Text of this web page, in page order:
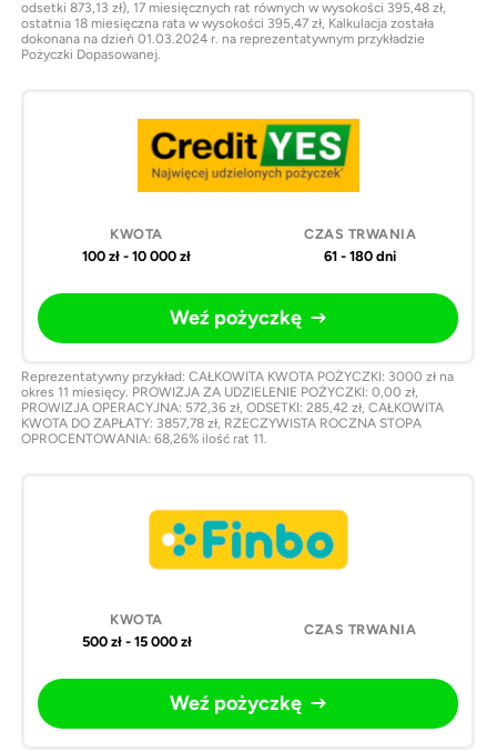
odsetki 873,13 zł), 17 miesięcznych rat równych w wysokości 395,48 zł,
ostatnia 18 miesięczna rata w wysokości 395,47 zł, Kalkulacja została
dokonana na dzień 01.03.2024 r. na reprezentatywnym przykładzie
Pożyczki Dopasowanej.
100 zł - 10 000 zł 61 - 180 dni
Weź pożyczkę
Reprezentatywny przykład: CAŁKOWITA KWOTA POŻYCZKI: 3000 zł na
okres 11 miesięcy. PROWIZJA ZA UDZIELENIE POŻYCZKI: 0,00 zł,
PROWIZJA OPERACYJNA: 572,36 zł, ODSETKI: 285,42 zł, CAŁKOWITA
KWOTA DO ZAPŁATY: 3857,78 zł, RZECZYWISTA ROCZNA STOPA
OPROCENTOWANIA: 68,26% ilość rat 11.
500 zł - 15 000 zł
Weź pożyczkę